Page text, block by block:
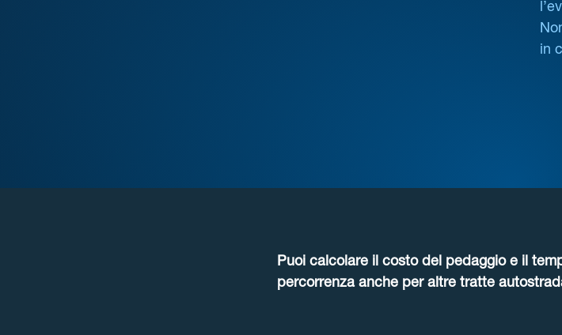
in
Puoi calcolare il costo del pedaggio e il
percorrenza anche per altre tratte